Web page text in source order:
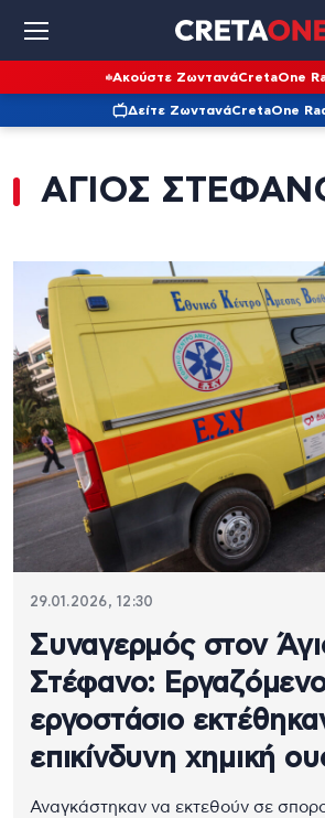
Ακούστε ΖωντανάCretaOne
Δείτε ΖωντανάCretaOne
ΑΓΙΟΣ
29.01.2026, 12:30
Συναγερμός στον
Στέφανο:
εργοστάσιο
επικίνδυνη χημική
Αναγκάστηκαν να εκτεθούν σε